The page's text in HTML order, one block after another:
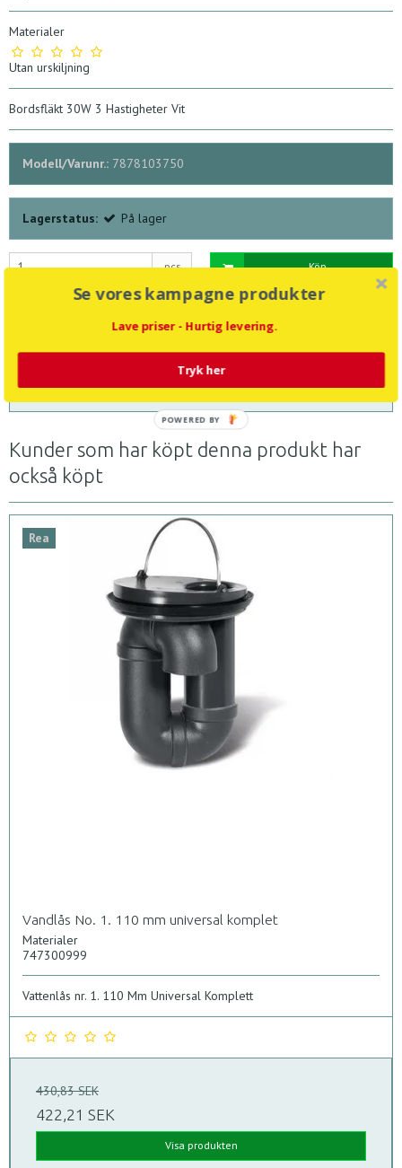
Materialer
Utan urskiljning
Bordsfläkt 30W 3 Hastigheter Vit
Modell/Varunr.: 7878103750
Lagerstatus: På lager
pcs Köp
Tillägg till önskelista
Beskrivning
Bordsfläkt 30W 3 Hastigheter Vit
Kunder som har köpt denna produkt har
också köpt
Rea
Vandlås No. 1. 110 mm universal komplet
Materialer
747300999
Vattenlås nr. 1. 110 Mm Universal Komplett
430,83 SEK
422,21 SEK
Visa produkten
Se vores kampagne produkter
Lave priser - Hurtig levering.
Tryk her
POWERED BY